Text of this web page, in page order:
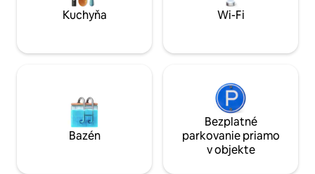
Kuchyňa Wi-Fi
Bazén
Bezplatné
parkovanie priamo
v objekte